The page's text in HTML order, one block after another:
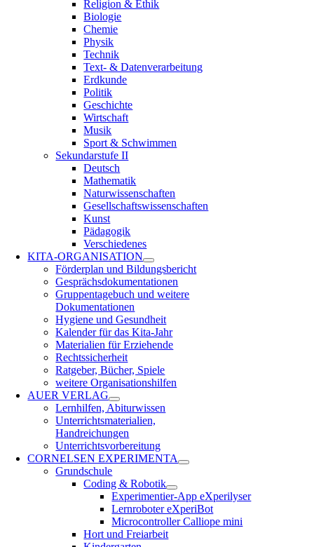
Religion & Ethik
Biologie
Chemie
Physik
Technik
Text- & Datenverarbeitung
Erdkunde
Politik
Geschichte
Wirtschaft
Musik
Sport & Schwimmen
Sekundarstufe II
Deutsch
Mathematik
Naturwissenschaften
Gesellschaftswissenschaften
Kunst
Pädagogik
Verschiedenes
KITA-ORGANISATION
Förderplan und Bildungsbericht
Gesprächsdokumentationen
Gruppentagebuch und weitere
Dokumentationen
Hygiene und Gesundheit
Kalender für das Kita-Jahr
Materialien für Erziehende
Rechtssicherheit
Ratgeber, Bücher, Spiele
weitere Organisationshilfen
AUER VERLAG
Lernhilfen, Abiturwissen
Unterrichtsmaterialien,
Handreichungen
Unterrichtsvorbereitung
CORNELSEN EXPERIMENTA
Grundschule
Coding & Robotik
Experimentier-App eXperilyser
Lernroboter eXperiBot
Microcontroller Calliope mini
Hort und Freiarbeit